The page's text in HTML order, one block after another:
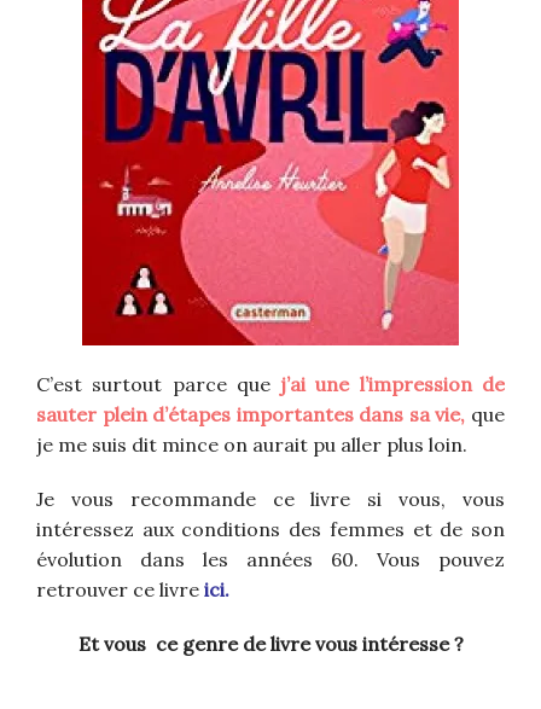
C’est surtout parce quej’ai une l’impression de
sauter plein d’étapes importantes dans sa vie, que
je me suis dit mince on aurait pu aller plus loin.
Je vous recommande ce livre si vous, vous
intéressez aux conditions des femmes et de son
évolution dans les années 60. Vous pouvez
retrouver ce livre ici.
Et vous ce genre de livre vous intéresse ?